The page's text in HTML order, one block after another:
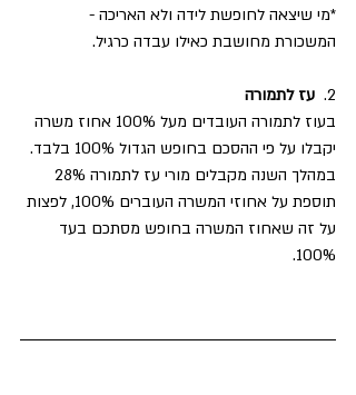
*מי שיצאה לחופשת לידה ולא האריכה -
המשכורת מחושבת כאילו עבדה כרגיל.
2. עז לתמורה
בעוז לתמורה העובדים מעל 100% אחוז משרה
יקבלו על פי ההסכם בחופש הגדול 100% בלבד.
תוספת על אחוזי המשרה העוברים 100%, לפצות
על זה שאחוז המשרה בחופש מסתכם בעד
100%.